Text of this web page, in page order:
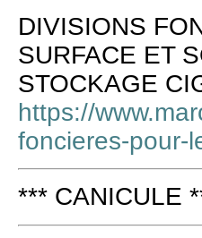
DIVISIONS
SURFACE ET
STOCKAGE
https://
foncieres-pour-
*** CANICULE